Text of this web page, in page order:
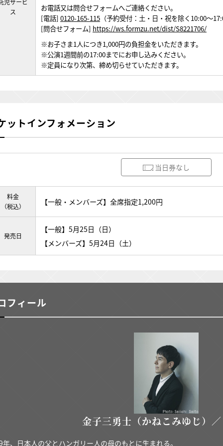
児サービ
ス
お電話又は問合せフォームへご連絡ください。
[電話] 0120-165-115 （予約受付：土・日・祝を除く10:00～
[問合せフォーム] https://ws.formzu.net/dist/S8221706/
※お子さま1人につき1,000円の負担金をいただきます。
※公演1週間前の17:00までにお申し込みください。
※定員になり次第、締め切らせていただきます。
ットインフォメーション
当日券なし
料金
（税込）
【一般・メンバーズ】全席指定1,200円
発売日
【一般】5月25日（日）
【メンバーズ】5月24日（土）
フィール
金子三勇士（かねこみゆじ）
年、日本人の父とハンガリー人の母のもとに生まれる。